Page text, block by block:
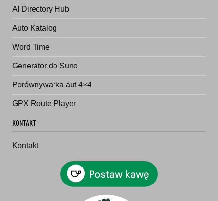
AI Directory Hub
Auto Katalog
Word Time
Generator do Suno
Porównywarka aut 4×4
GPX Route Player
KONTAKT
Kontakt